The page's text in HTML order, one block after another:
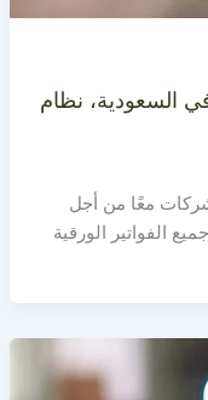
في السعودية، نظام
معًا من أجل
الفواتير الورقية